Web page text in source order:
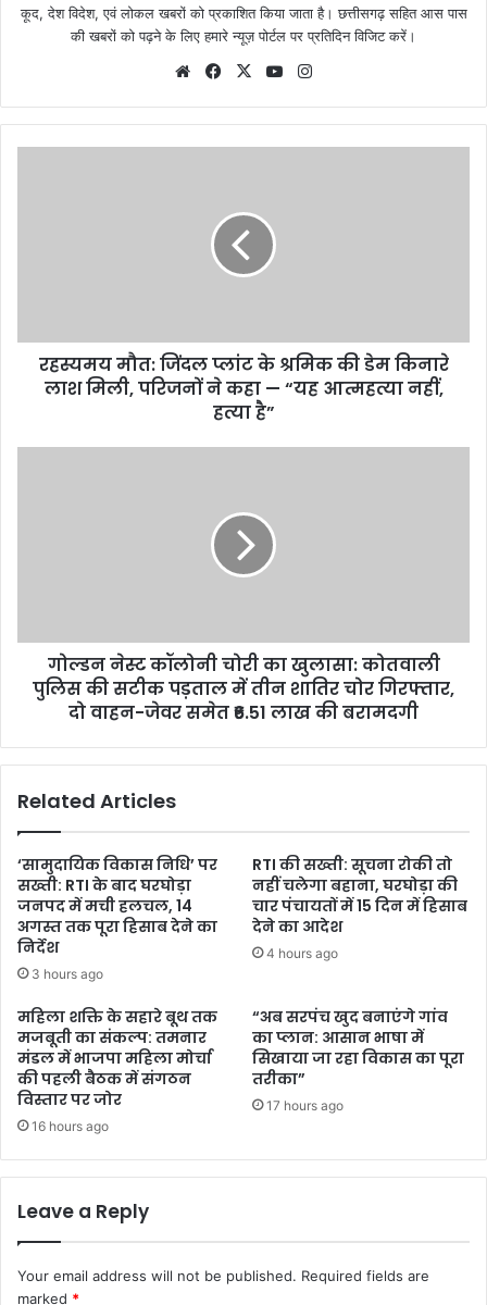
कूद, देश विदेश, एवं लोकल खबरों को प्रकाशित किया जाता है। छत्तीसगढ़ सहित आस पास
की खबरों को पढ़ने के लिए हमारे न्यूज़ पोर्टल पर प्रतिदिन विजिट करें।
WebsiteFacebook
X YouTube
रहस्यमय मौत: जिंदल प्लांट के श्रमिक की डेम किनारे
लाश मिली, परिजनों ने कहा — “यह आत्महत्या नहीं,
हत्या है”
गोल्डन नेस्ट कॉलोनी चोरी का खुलासा: कोतवाली
पुलिस की सटीक पड़ताल में तीन शातिर चोर गिरफ्तार,
दो वाहन-जेवर समेत ₹6.51 लाख की बरामदगी
Related Articles
‘सामुदायिक विकास निधि’ पर
सख्ती: RTI के बाद घरघोड़ा
जनपद में मची हलचल, 14
अगस्त तक पूरा हिसाब देने का
निर्देश
3 hours ago
RTI की सख्ती: सूचना रोकी तो
नहीं चलेगा बहाना, घरघोड़ा की
चार पंचायतों में 15 दिन में हिसाब
देने का आदेश
4 hours ago
महिला शक्ति के सहारे बूथ तक
मजबूती का संकल्प: तमनार
मंडल में भाजपा महिला मोर्चा
की पहली बैठक में संगठन
विस्तार पर जोर
16 hours ago
“अब सरपंच खुद बनाएंगे गांव
का प्लान: आसान भाषा में
सिखाया जा रहा विकास का पूरा
तरीका”
17 hours ago
Leave a Reply
Your email address will not be published. Required fields are
marked *